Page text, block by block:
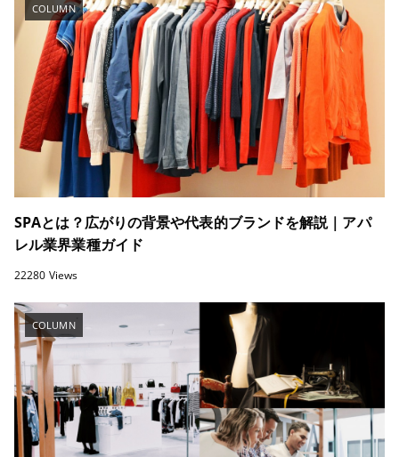
COLUMN
SPAとは？広がりの背景や代表的ブランドを解説｜アパ
レル業界業種ガイド
22280 Views
COLUMN